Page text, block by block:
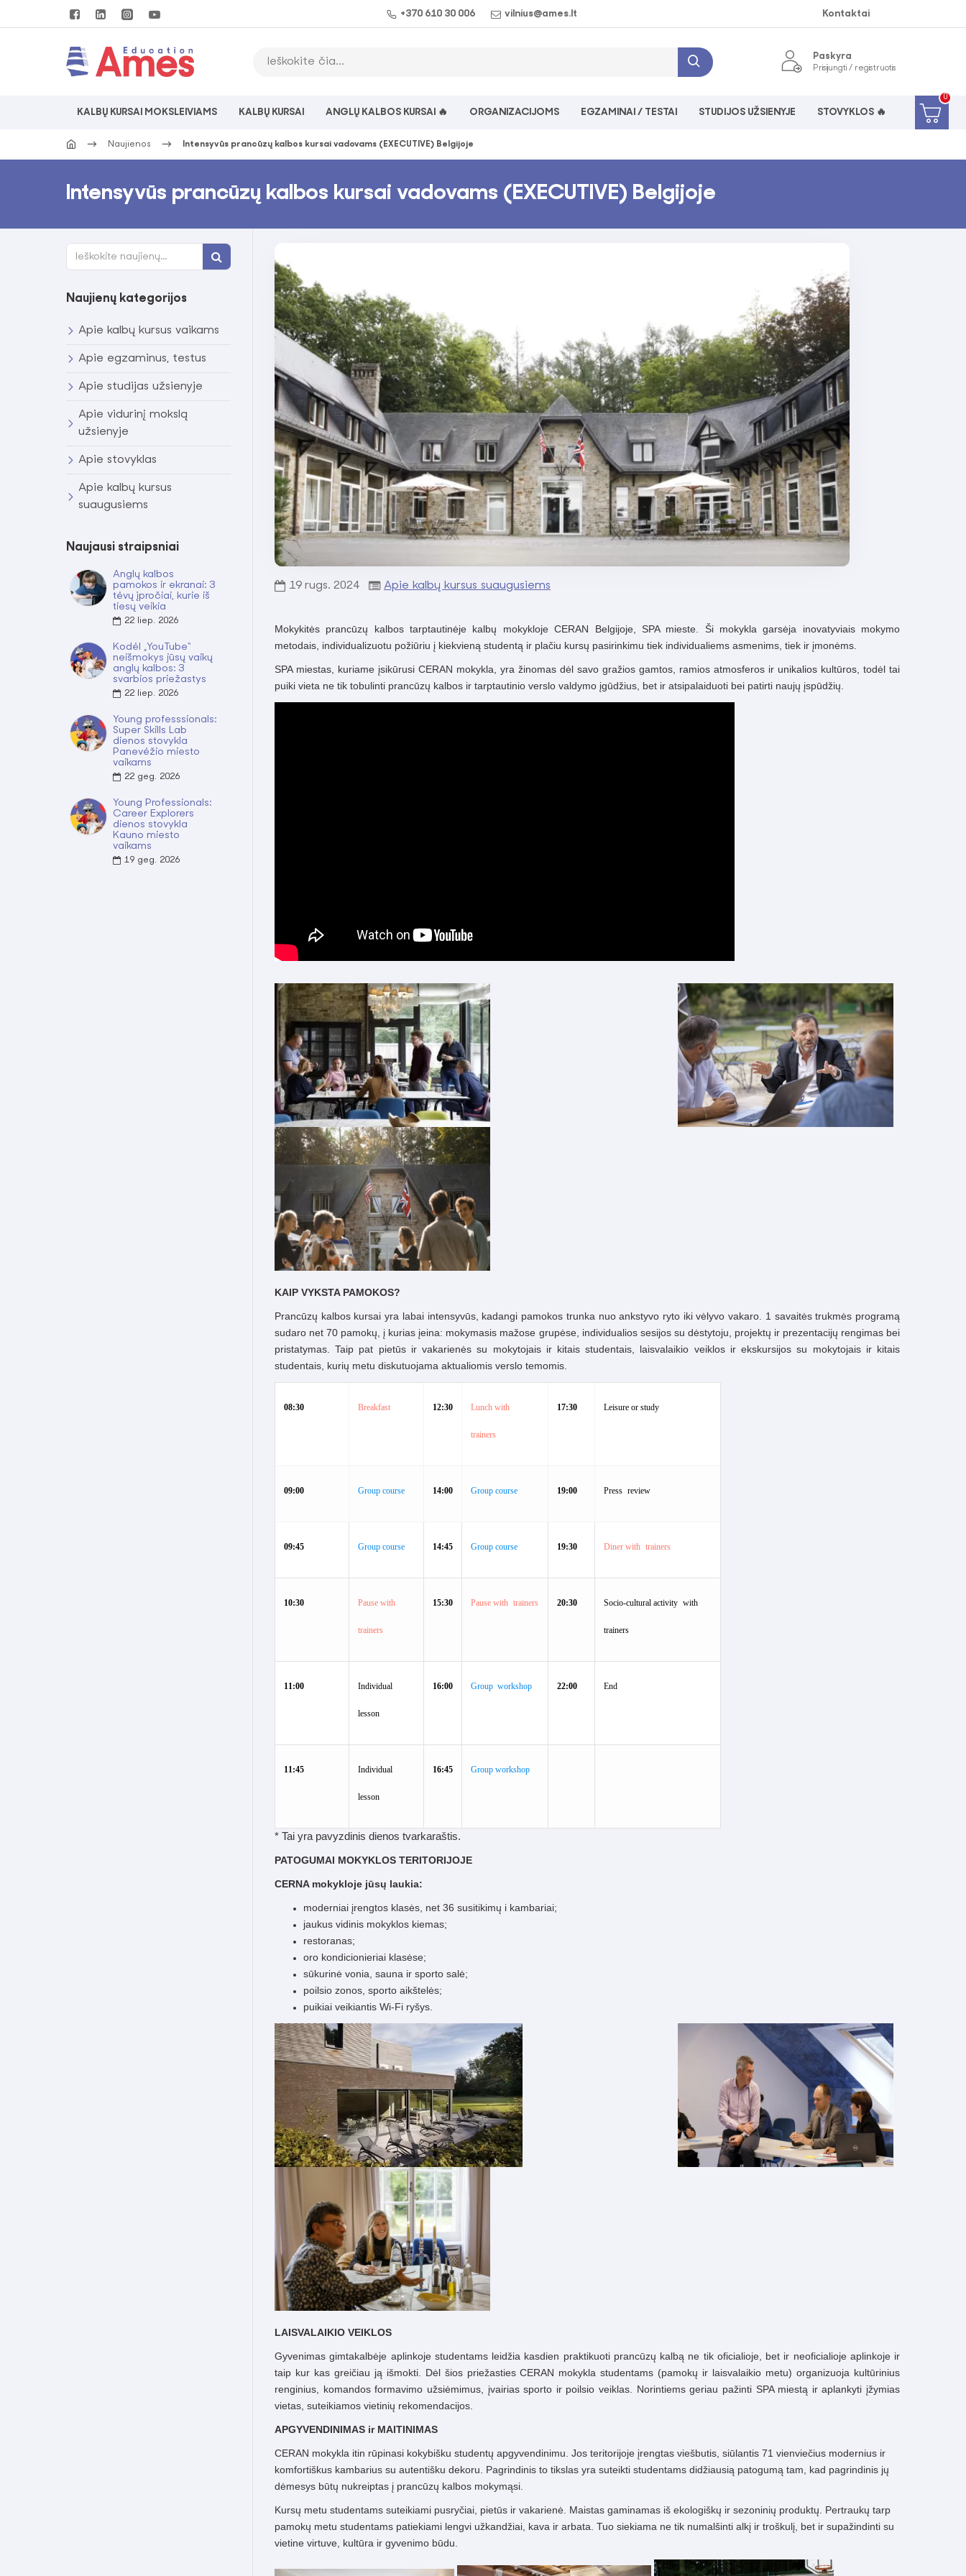
+370 610 30 006 vilnius@ames.lt Kontaktai
Paskyra
Prisijungti / registruotis
KALBŲ KURSAI MOKSLEIVIAMS KALBŲ KURSAI ANGLŲ KALBOS KURSAI 🔥 ORGANIZACIJOMS EGZAMINAI / TESTAI STUDIJOS UŽSIENYJE STOVYKLOS 🔥
0
Naujienos Intensyvūs prancūzų kalbos kursai vadovams (EXECUTIVE) Belgijoje
Intensyvūs prancūzų kalbos kursai vadovams (EXECUTIVE) Belgijoje
Naujienų kategorijos
Apie kalbų kursus vaikams
Apie egzaminus, testus
Apie studijas užsienyje
Apie vidurinį mokslą
užsienyje
Apie stovyklas
Apie kalbų kursus
suaugusiems
Naujausi straipsniai
Anglų kalbos
pamokos ir ekranai: 3
tėvų įpročiai, kurie iš
tiesų veikia
22 liep. 2026
Kodėl „YouTube“
neišmokys jūsų vaikų
anglų kalbos: 3
svarbios priežastys
22 liep. 2026
Young professsionals:
Super Skills Lab
dienos stovykla
Panevėžio miesto
vaikams
22 geg. 2026
Young Professionals:
Career Explorers
dienos stovykla
Kauno miesto
vaikams
19 geg. 2026
19 rugs. 2024 Apie kalbų kursus suaugusiems
Mokykitės prancūzų kalbos tarptautinėje kalbų mokykloje CERAN Belgijoje, SPA mieste. Ši mokykla garsėja inovatyviais mokymo
metodais, individualizuotu požiūriu į kiekvieną studentą ir plačiu kursų pasirinkimu tiek individualiems asmenims, tiek ir įmonėms.
SPA miestas, kuriame įsikūrusi CERAN mokykla, yra žinomas dėl savo gražios gamtos, ramios atmosferos ir unikalios kultūros, todėl tai
puiki vieta ne tik tobulinti prancūzų kalbos ir tarptautinio verslo valdymo įgūdžius, bet ir atsipalaiduoti bei patirti naujų įspūdžių.
KAIP VYKSTA PAMOKOS?
Prancūzų kalbos kursai yra labai intensyvūs, kadangi pamokos trunka nuo ankstyvo ryto iki vėlyvo vakaro. 1 savaitės trukmės programą
sudaro net 70 pamokų, į kurias įeina: mokymasis mažose grupėse, individualios sesijos su dėstytoju, projektų ir prezentacijų rengimas bei
pristatymas. Taip pat pietūs ir vakarienės su mokytojais ir kitais studentais, laisvalaikio veiklos ir ekskursijos su mokytojais ir kitais
studentais, kurių metu diskutuojama aktualiomis verslo temomis.
08:30 Breakfast 12:30 Lunch with
trainers
17:30 Leisure or study
09:00 Group course 14:00 Group course 19:00 Press review
09:45 Group course 14:45 Group course 19:30 Diner with trainers
10:30 Pause with
trainers
15:30 Pause with trainers 20:30 Socio-cultural activity with
trainers
11:00 Individual
lesson
16:00 Group workshop 22:00 End
11:45 Individual
lesson
16:45 Group workshop
* Tai yra pavyzdinis dienos tvarkaraštis.
PATOGUMAI MOKYKLOS TERITORIJOJE
CERNA mokykloje jūsų laukia:
moderniai įrengtos klasės, net 36 susitikimų i kambariai;
jaukus vidinis mokyklos kiemas;
restoranas;
oro kondicionieriai klasėse;
sūkurinė vonia, sauna ir sporto salė;
poilsio zonos, sporto aikštelės;
puikiai veikiantis Wi-Fi ryšys.
LAISVALAIKIO VEIKLOS
Gyvenimas gimtakalbėje aplinkoje studentams leidžia kasdien praktikuoti prancūzų kalbą ne tik oficialioje, bet ir neoficialioje aplinkoje ir
taip kur kas greičiau ją išmokti. Dėl šios priežasties CERAN mokykla studentams (pamokų ir laisvalaikio metu) organizuoja kultūrinius
renginius, komandos formavimo užsiėmimus, įvairias sporto ir poilsio veiklas. Norintiems geriau pažinti SPA miestą ir aplankyti įžymias
vietas, suteikiamos vietinių rekomendacijos.
APGYVENDINIMAS ir MAITINIMAS
CERAN mokykla itin rūpinasi kokybišku studentų apgyvendinimu. Jos teritorijoje įrengtas viešbutis, siūlantis 71 vienviečius modernius ir
komfortiškus kambarius su autentišku dekoru. Pagrindinis to tikslas yra suteikti studentams didžiausią patogumą tam, kad pagrindinis jų
dėmesys būtų nukreiptas į prancūzų kalbos mokymąsi.
Kursų metu studentams suteikiami pusryčiai, pietūs ir vakarienė. Maistas gaminamas iš ekologiškų ir sezoninių produktų. Pertraukų tarp
pamokų metu studentams patiekiami lengvi užkandžiai, kava ir arbata. Tuo siekiama ne tik numalšinti alkį ir troškulį, bet ir supažindinti su
vietine virtuve, kultūra ir gyvenimo būdu.